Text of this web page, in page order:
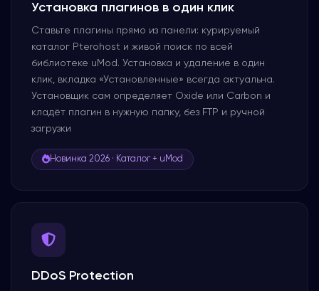
Установка плагинов в один клик
Ставьте плагины прямо из панели: курируемый
каталог Pterohost и живой поиск по всей
библиотеке uMod. Установка и удаление в один
клик, вкладка «Установленные» всегда актуальна.
Установщик сам определяет Oxide или Carbon и
кладёт плагин в нужную папку, без FTP и ручной
загрузки
Новинка 2026 · Каталог + uMod
DDoS Protection